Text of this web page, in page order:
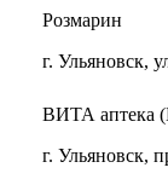
Розмарин
г. Ульяновск,
ВИТА аптека
г. Ульяновск,